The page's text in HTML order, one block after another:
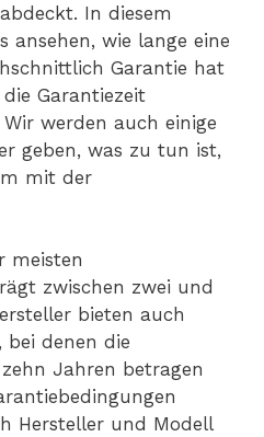
In diesem
ansehen, wie lange eine
Garantie hat
Garantiezeit
werden auch einige
geben, was zu tun ist,
mit der
meisten
zwischen zwei und
bieten auch
bei denen die
Jahren betragen
Hersteller und Modell